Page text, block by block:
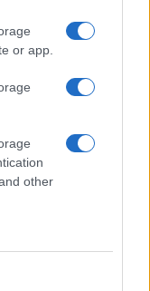
or app.
other
LAVORA CON NOI
n. 37512
esclusivamente una
fonte corretta